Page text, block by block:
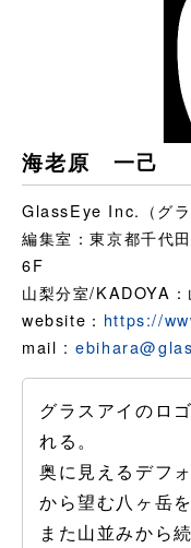
海老原 一己
GlassEye Inc.（グラ
編集室：東京都千代
6F
山梨分室/KADOYA
website： https://
mail :
グラスアイのロ
れる。
奥に見えるデフ
から望む八ヶ岳
また山並みから